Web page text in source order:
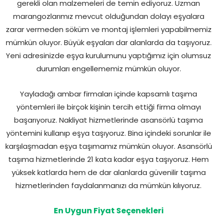
gerekli olan malzemeleri de temin ediyoruz. Uzman
marangozlarımız mevcut olduğundan dolayı eşyalara
zarar vermeden söküm ve montaj işlemleri yapabilmemiz
mümkün oluyor. Büyük eşyaları dar alanlarda da taşıyoruz.
Yeni adresinizde eşya kurulumunu yaptığımız için olumsuz
durumları engellememiz mümkün oluyor.
Yayladağı ambar firmaları içinde kapsamlı taşıma
yöntemleri ile birçok kişinin tercih ettiği firma olmayı
başarıyoruz. Nakliyat hizmetlerinde asansörlü taşıma
yöntemini kullanıp eşya taşıyoruz. Bina içindeki sorunlar ile
karşılaşmadan eşya taşımamız mümkün oluyor. Asansörlü
taşıma hizmetlerinde 21 kata kadar eşya taşıyoruz. Hem
yüksek katlarda hem de dar alanlarda güvenilir taşıma
hizmetlerinden faydalanmanızı da mümkün kılıyoruz.
En Uygun Fiyat Seçenekleri